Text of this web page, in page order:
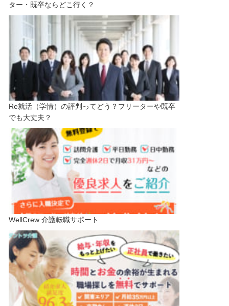
ター・既卒ならどこ行く？
Re就活（学情）の評判ってどう？フリーターや既卒
でも大丈夫？
WellCrew 介護転職サポート